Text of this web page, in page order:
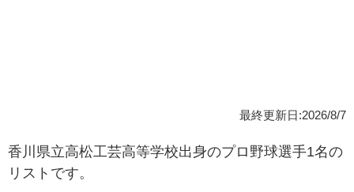
最終更新日:2026/8/7
香川県立高松工芸高等学校出身のプロ野球選手1名の
リストです。